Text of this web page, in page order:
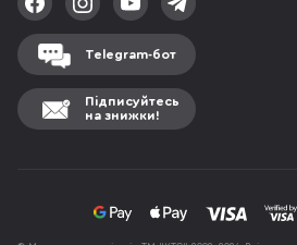
Telegram-бот
Підписуйтесь
на знижки!